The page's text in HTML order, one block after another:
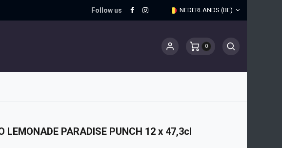
Follow us NEDERLANDS (BE)
0
LEMONADE PARADISE PUNCH 12 x 47,3cl